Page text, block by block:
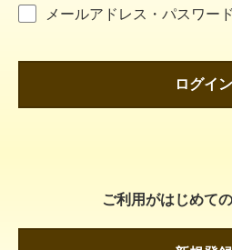
メールアドレス・パスワー
ログイン
ご利用がはじめて